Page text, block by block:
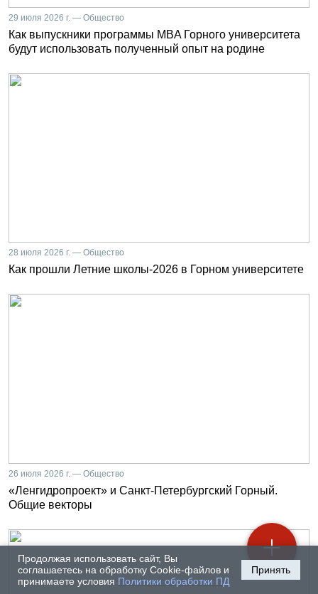
Продолжая использовать сайт, Вы
соглашаетесь на обработку Cookie-файлов и
принимаете условия Политики обработки ПД
Принять
29 июля 2026 г. — Общество
Как выпускники программы MBA Горного университета
будут использовать полученный опыт на родине
28 июля 2026 г. — Общество
Как прошли Летние школы-2026 в Горном университете
26 июля 2026 г. — Общество
«Ленгидропроект» и Санкт-Петербургский Горный.
Общие векторы